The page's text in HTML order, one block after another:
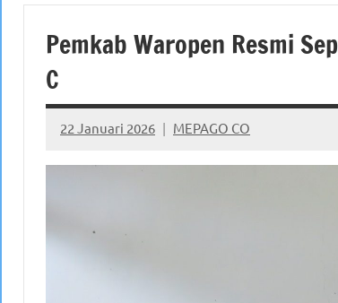
Pemkab Waropen Resmi
C
22 Januari 2026 MEPAGO CO
No
comments